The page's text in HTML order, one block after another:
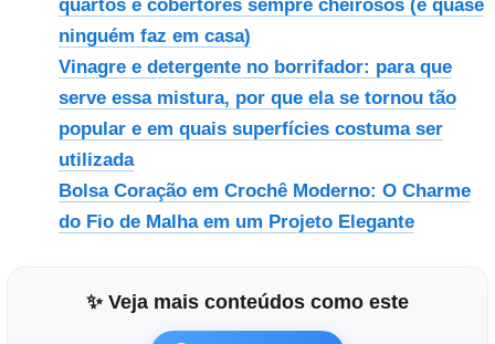
quartos e cobertores sempre cheirosos (e quase
ninguém faz em casa)
Vinagre e detergente no borrifador: para que
serve essa mistura, por que ela se tornou tão
popular e em quais superfícies costuma ser
utilizada
Bolsa Coração em Crochê Moderno: O Charme
do Fio de Malha em um Projeto Elegante
✨ Veja mais conteúdos como este